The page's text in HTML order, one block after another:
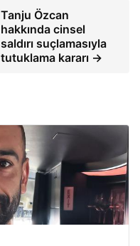
Tanju Özcan
hakkında cinsel
saldırı suçlamasıyla
tutuklama kararı →